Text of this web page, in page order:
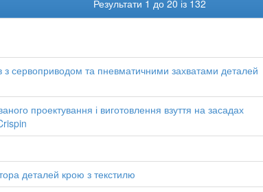
Результати 1 до 20 із 132
з сервоприводом та пневматичними захватами деталей
проектування і виготовлення взуття на засадах
деталей крою з текстилю